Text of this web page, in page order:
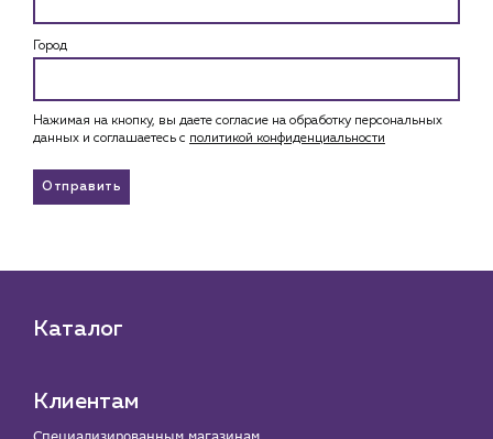
Город
Нажимая на кнопку, вы даете согласие на обработку персональных
данных и соглашаетесь c политикой конфиденциальности
Отправить
Каталог
Клиентам